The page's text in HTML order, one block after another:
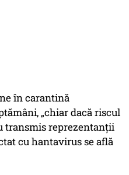
în carantină
„chiar dacă riscul
transmis reprezentanții
cu hantavirus se află